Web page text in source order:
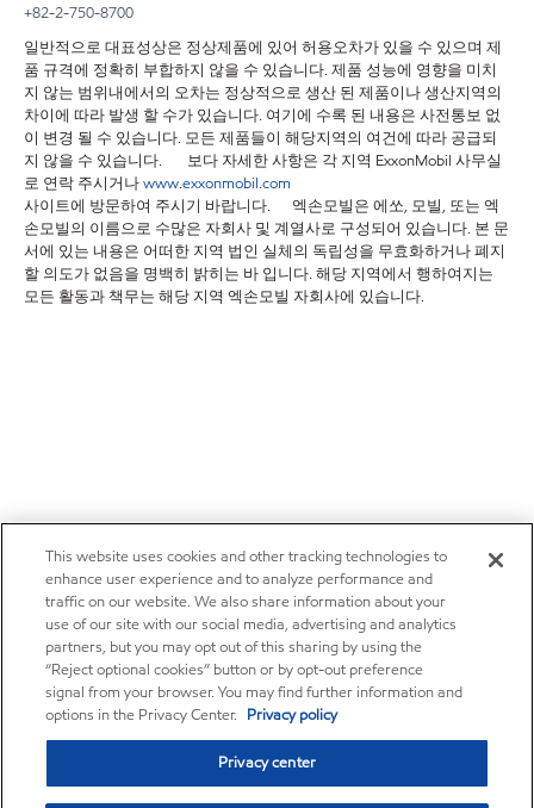
+82-2-750-8700
일반적으로 대표성상은 정상제품에 있어 허용오차가 있을 수 있으며 제
품 규격에 정확히 부합하지 않을 수 있습니다. 제품 성능에 영향을 미치
지 않는 범위내에서의 오차는 정상적으로 생산 된 제품이나 생산지역의
차이에 따라 발생 할 수가 있습니다. 여기에 수록 된 내용은 사전통보 없
이 변경 될 수 있습니다. 모든 제품들이 해당지역의 여건에 따라 공급되
지 않을 수 있습니다. 보다 자세한 사항은 각 지역 ExxonMobil 사무실
로 연락 주시거나www.exxonmobil.com
사이트에 방문하여 주시기 바랍니다. 엑손모빌은 에쏘, 모빌, 또는 엑
손모빌의 이름으로 수많은 자회사 및 계열사로 구성되어 있습니다. 본 문
서에 있는 내용은 어떠한 지역 법인 실체의 독립성을 무효화하거나 폐지
할 의도가 없음을 명백히 밝히는 바 입니다. 해당 지역에서 행하여지는
모든 활동과 책무는 해당 지역 엑손모빌 자회사에 있습니다.
This website uses cookies and other tracking technologies to
enhance user experience and to analyze performance and
traffic on our website. We also share information about your
use of our site with our social media, advertising and analytics
partners, but you may opt out of this sharing by using the
“Reject optional cookies” button or by opt-out preference
signal from your browser. You may find further information and
options in the Privacy Center. Privacy policy
Privacy center